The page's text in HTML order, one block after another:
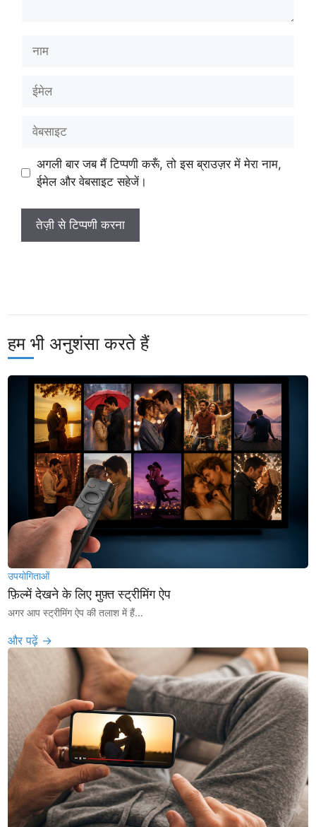
ईमेल
वेबसाइट
अगली बार जब मैं टिप्पणी करूँ, तो इस ब्राउज़र में मेरा नाम,
ईमेल और वेबसाइट सहेजें।
हम भी अनुशंसा करते हैं
उपयोगिताओं
फ़िल्में देखने के लिए मुफ़्त स्ट्रीमिंग ऐप
अगर आप स्ट्रीमिंग ऐप की तलाश में हैं...
और पढ़ें →